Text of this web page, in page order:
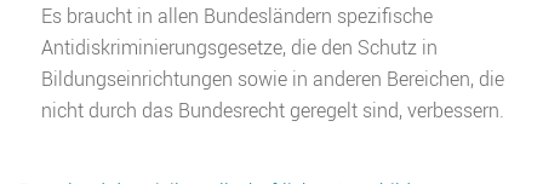
Es braucht in allen Bundesländern spezifische
Antidiskriminierungsgesetze, die den Schutz in
Bildungseinrichtungen sowie in anderen Bereichen, die
nicht durch das Bundesrecht geregelt sind, verbessern.